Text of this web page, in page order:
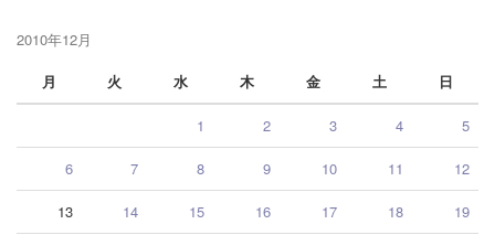
2010年12月
月
火 水 木 金 土 日
1 2 3 4 5
6 7 8 9 10 11 12
13 14 15 16 17 18 19